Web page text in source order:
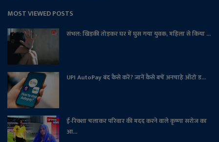
MOST VIEWED POSTS
संभल: खिड़की तोड़कर घर में घुस गया युवक, महिला से किया ...
UPI AutoPay बंद कैसे करें? जानें कैसे बचें अनचाहे ऑटो ड...
ई-रिक्शा चलाकर परिवार की मदद करने वाले कृष्णा सरोज का
आ...